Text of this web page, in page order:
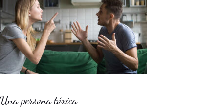
Una persona tóxica